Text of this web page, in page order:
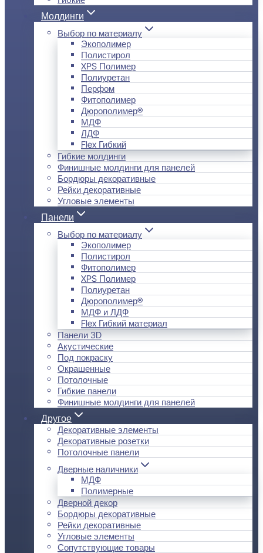
Молдинги
Выбор по материалу
Экополимер
Полистирол
XPS Полимер
Полиуретан
Перфом
Фитополимер
Дюрополимер®
МДФ
ЛДФ
Flex Гибкий
Гибкие молдинги
Финишные молдинги для панелей
Бордюры декоративные
Рейки декоративные
Угловые элементы
Панели
Выбор по материалу
Экополимер
Полистирол
Фитополимер
XPS Полимер
Полиуретан
Дюрополимер®
МДФ и ЛДФ
Flex Гибкий материал
Панели 3D
Акустические
Под покраску
Окрашенные
Потолочные
Гибкие панели
Финишные молдинги для панелей
Другое
Декоративные элементы
Декоративные розетки
Потолочные панели
Дверные наличники
МДФ
Полимерные
Дверной декор
Бордюры декоративные
Рейки декоративные
Угловые элементы
Сопутствующие товары